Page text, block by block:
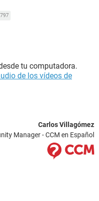
tu computadora.
de los vídeos de
Carlos Villagómez
Manager - CCM en Español